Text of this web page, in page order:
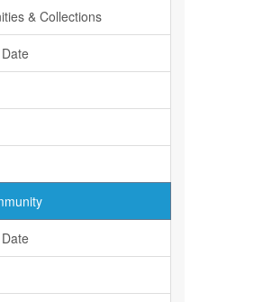
& Collections